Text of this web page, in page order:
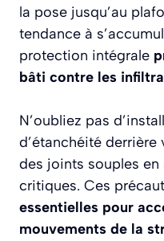
la pose jusqu’au
tendance à
protection intégrale
bâti contre les
N’oubliez pas
d’étanchéité derrière
des joints souples
critiques. Ces
essentielles pour
mouvements de la